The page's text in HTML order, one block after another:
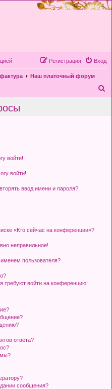
Вход
Регистрация
Наш платочный форум
войти!
войти!
ввод имени и пароля?
«Кто сейчас на конференции»?
неправильное!
пользователя?
требуют войти на конференцию!
ответа?
сообщения?